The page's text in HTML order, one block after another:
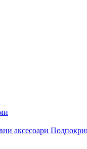
аксесоари